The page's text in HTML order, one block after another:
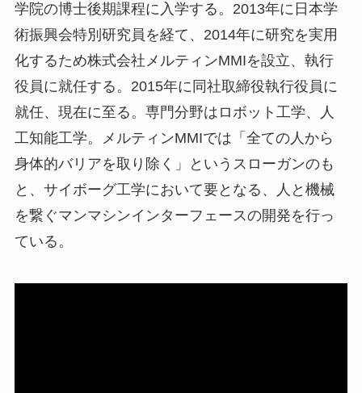
学院の博士後期課程に入学する。2013年に日本学
術振興会特別研究員を経て、2014年に研究を実用
化するため株式会社メルティンMMIを設立、執行
役員に就任する。2015年に同社取締役執行役員に
就任、現在に至る。専門分野はロボット工学、人
工知能工学。メルティンMMIでは「全ての人から
身体的バリアを取り除く」というスローガンのも
と、サイボーグ工学において要となる、人と機械
を繋ぐマンマシンインターフェースの開発を行っ
ている。